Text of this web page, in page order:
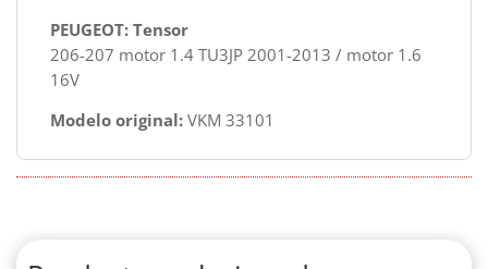
PEUGEOT: Tensor
206-207 motor 1.4 TU3JP 2001-2013 / motor 1.6
16V
Modelo original: VKM 33101